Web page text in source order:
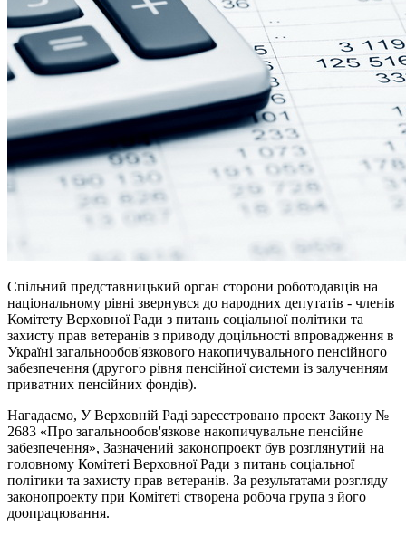
Спільний представницький орган сторони роботодавців на
національному рівні звернувся до народних депутатів - членів
Комітету Верховної Ради з питань соціальної політики та
захисту прав ветеранів з приводу доцільності впровадження в
Україні загальнообов'язкового накопичувального пенсійного
забезпечення (другого рівня пенсійної системи із залученням
приватних пенсійних фондів).
Нагадаємо, У Верховній Раді зареєстровано проект Закону №
2683 «Про загальнообов'язкове накопичувальне пенсійне
забезпечення», Зазначений законопроект був розглянутий на
головному Комітеті Верховної Ради з питань соціальної
політики та захисту прав ветеранів. За результатами розгляду
законопроекту при Комітеті створена робоча група з його
доопрацювання.